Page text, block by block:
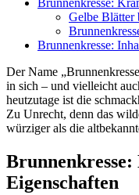
Gelbe Blätter
Brunnenkresse:
Der Name
in sich – und vielleicht
heutzutage ist die
Zu Unrecht, denn das
würziger als die
Eigenschaften